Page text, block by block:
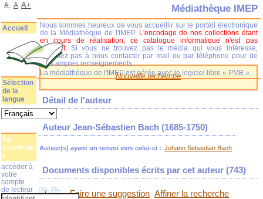
Nouvelle recherche
Détail de l'auteur
Auteur Jean-Sébastien Bach (1685-1750)
Auteur(s) ayant un renvoi vers celui-ci : Johann Sebastian Bach
Documents disponibles écrits par cet auteur (743)
Faire une suggestion Affiner la recherche
Médiathèque IMEP
Nous sommes heureux de vous accueillir sur le portail électronique
de la Médiathèque de l'IMEP. L'encodage de nos collections étant
en cours de réalisation, ce catalogue informatique n'est pas
complet.
Si vous ne trouvez pas le média qui vous intéresse,
n'hésitez pas à nous contacter par mail ou par téléphone pour de
plus amples renseignements.
La médiathèque de l'IMEP est gérée avec le logiciel libre « PMB ».
A- A A+
Accueil
Sélection
de la
langue
Se
connecte
r
accéder à
votre
compte
de lecteur